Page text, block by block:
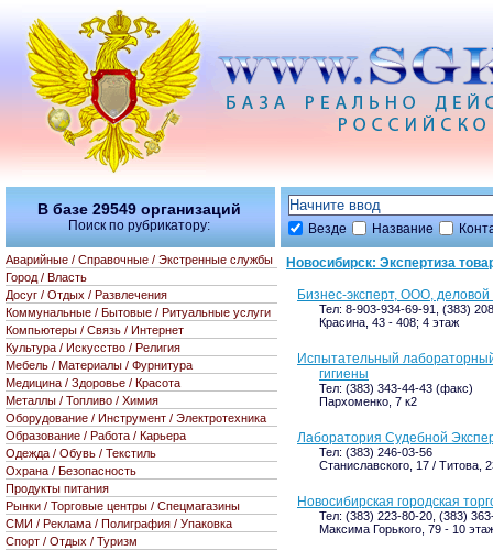
Везде Название
Новосибирск: Экспертиза
Бизнес-эксперт, ООО, деловой
Тел: 8-903-934-69-91, (383)
Красина, 43 - 408; 4 этаж
Испытательный
гигиены
Тел: (383) 343-44-43 (факс)
Пархоменко, 7 к2
Лаборатория Судебной
Тел: (383) 246-03-56
Станиславского, 17 / Титова,
Новосибирская городская
Тел: (383) 223-80-20, (383)
Максима Горького, 79 - 10
В базе 29549 организаций
Поиск по рубрикатору:
Аварийные / Справочные / Экстренные службы
Город / Власть
Досуг / Отдых / Развлечения
Коммунальные / Бытовые / Ритуальные услуги
Компьютеры / Связь / Интернет
Культура / Искусство / Религия
Мебель / Материалы / Фурнитура
Медицина / Здоровье / Красота
Металлы / Топливо / Химия
Оборудование / Инструмент / Электротехника
Образование / Работа / Карьера
Одежда / Обувь / Текстиль
Охрана / Безопасность
Продукты питания
Рынки / Торговые центры / Спецмагазины
СМИ / Реклама / Полиграфия / Упаковка
Спорт / Отдых / Туризм